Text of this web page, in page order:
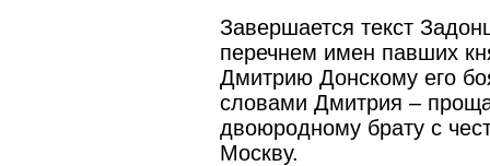
Завершается текст
перечнем имен павших
Дмитрию Донскому его
словами Дмитрия –
двоюродному брату с
Москву.